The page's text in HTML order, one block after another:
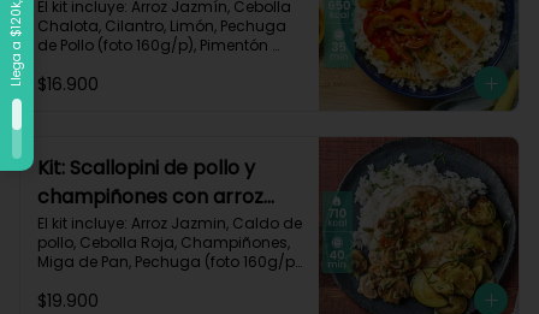
vegetales-109
El kit incluye: Arroz Jazmín, Cebolla
Chalota, Cilantro, Limón, Pechuga
de Pollo (foto 160g/p), Pimentón
Teriyaki, Receta Impresa.
$16.900
Kit: Scallopini de pollo y
champiñones con arroz
jazmín-5
El kit incluye: Arroz Jazmin, Caldo de
pollo, Cebolla Roja, Champiñones,
Miga de Pan, Pechuga (foto 160g/p),
Receta impresa.
$19.900